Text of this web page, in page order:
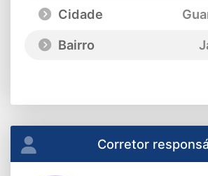
Cidade
Bairro
Corretor